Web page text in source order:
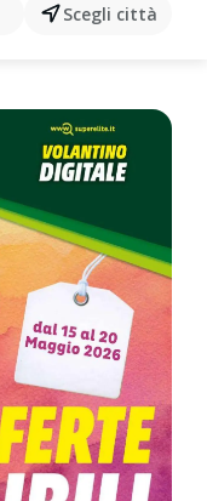
prodotti...Scegli città